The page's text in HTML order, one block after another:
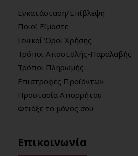
Εγκατάσταση/Επίβλεψη
Ποιοί Είμαστε
Γενικοί Όροι Χρήσης
Τρόποι Αποστολής-Παραλαβής
Τρόποι Πληρωμής
Επιστροφές Προϊόντων
Προστασία Απορρήτου
Φτιάξε το μόνος σου
Επικοινωνία